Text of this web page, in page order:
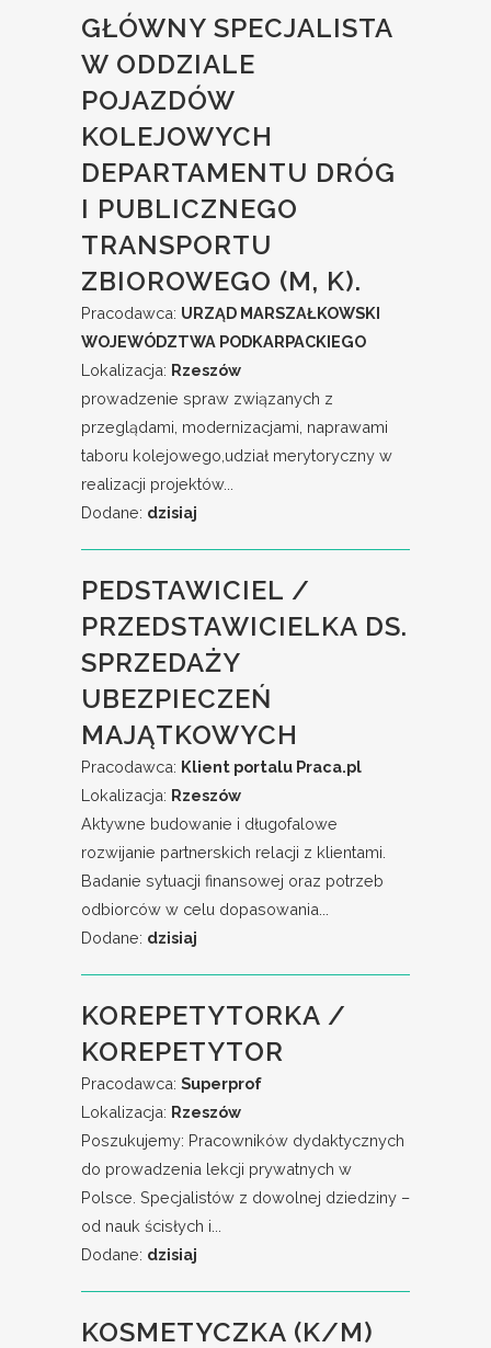
GŁÓWNY SPECJALISTA
W ODDZIALE
POJAZDÓW
KOLEJOWYCH
DEPARTAMENTU DRÓG
I PUBLICZNEGO
TRANSPORTU
ZBIOROWEGO (M, K).
Pracodawca: URZĄD MARSZAŁKOWSKI
WOJEWÓDZTWA PODKARPACKIEGO
Lokalizacja: Rzeszów
prowadzenie spraw związanych z
przeglądami, modernizacjami, naprawami
taboru kolejowego,udział merytoryczny w
realizacji projektów...
Dodane: dzisiaj
PEDSTAWICIEL /
PRZEDSTAWICIELKA DS.
SPRZEDAŻY
UBEZPIECZEŃ
MAJĄTKOWYCH
Pracodawca: Klient portalu Praca.pl
Lokalizacja: Rzeszów
Aktywne budowanie i długofalowe
rozwijanie partnerskich relacji z klientami.
Badanie sytuacji finansowej oraz potrzeb
odbiorców w celu dopasowania...
Dodane: dzisiaj
KOREPETYTORKA /
KOREPETYTOR
Pracodawca: Superprof
Lokalizacja: Rzeszów
Poszukujemy: Pracowników dydaktycznych
do prowadzenia lekcji prywatnych w
Polsce. Specjalistów z dowolnej dziedziny –
od nauk ścisłych i...
Dodane: dzisiaj
KOSMETYCZKA (K/M)